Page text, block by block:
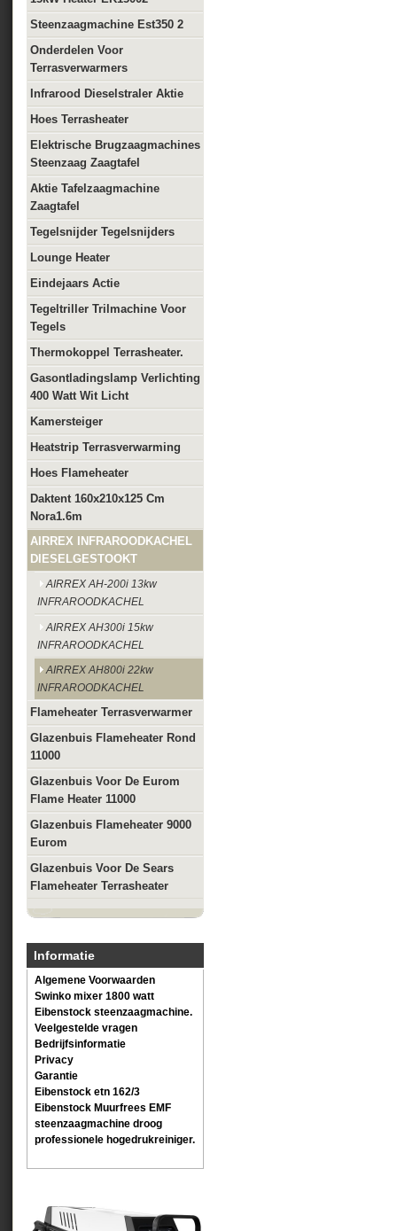
Steenzaagmachine Est350 2
Onderdelen Voor
Terrasverwarmers
Infrarood Dieselstraler Aktie
Hoes Terrasheater
Elektrische Brugzaagmachines
Steenzaag Zaagtafel
Aktie Tafelzaagmachine
Zaagtafel
Tegelsnijder Tegelsnijders
Lounge Heater
Eindejaars Actie
Tegeltriller Trilmachine Voor
Tegels
Thermokoppel Terrasheater.
Gasontladingslamp Verlichting
400 Watt Wit Licht
Kamersteiger
Heatstrip Terrasverwarming
Hoes Flameheater
Daktent 160x210x125 Cm
Nora1.6m
AIRREX INFRAROODKACHEL
DIESELGESTOOKT
AIRREX AH-200i 13kw
INFRAROODKACHEL
AIRREX AH300i 15kw
INFRAROODKACHEL
AIRREX AH800i 22kw
INFRAROODKACHEL
Flameheater Terrasverwarmer
Glazenbuis Flameheater Rond
11000
Glazenbuis Voor De Eurom
Flame Heater 11000
Glazenbuis Flameheater 9000
Eurom
Glazenbuis Voor De Sears
Flameheater Terrasheater
Informatie
Algemene Voorwaarden
Swinko mixer 1800 watt
Eibenstock steenzaagmachine.
Veelgestelde vragen
Bedrijfsinformatie
Privacy
Garantie
Eibenstock etn 162/3
Eibenstock Muurfrees EMF
steenzaagmachine droog
professionele hogedrukreiniger.